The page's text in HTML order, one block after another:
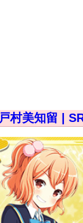
戸村美知留 |